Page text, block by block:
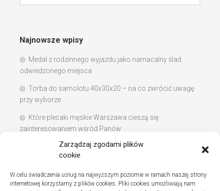
Zarządzaj zgodami plików
cookie
W celu świadczenia usług na najwyższym poziomie w ramach naszej strony
internetowej korzystamy z plików cookies. Pliki cookies umożliwiają nam
Najnowsze wpisy
Medal z rodzinnego wyjazdu jako namacalny ślad
odwiedzonego miejsca
Torba do samolotu 40x30x20 – na co zwrócić uwagę
przy wyborze
Które plecaki męskie Warszawa cieszą się
zainteresowaniem wśród Panów
Instalacje sanitarne w szpitalach – jak wybrać dobrą
Na co zwracać uwagę podczas szukania noclegów
nad Bałtykiem